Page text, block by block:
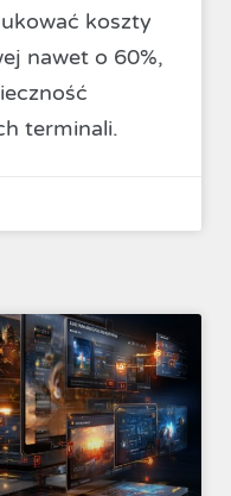
koszty
nawet o 60%,
terminali.